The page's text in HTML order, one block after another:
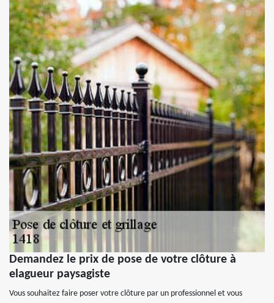
Demandez le prix de pose de votre clôture à
elagueur paysagiste
Vous souhaitez faire poser votre clôture par un professionnel et vous